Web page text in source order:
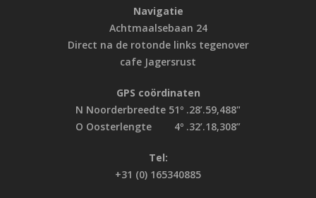
Navigatie
Achtmaalsebaan 24
Direct na de rotonde links tegenover
cafe Jagersrust
GPS coördinaten
N Noorderbreedte 51º .28’.59,488"
O Oosterlengte 4º .32’.18,308”
Tel:
+31 (0) 165340885